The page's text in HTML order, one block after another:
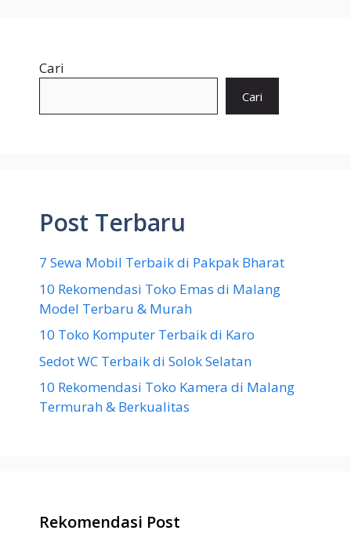
Cari
Cari
Post Terbaru
7 Sewa Mobil Terbaik di Pakpak Bharat
10 Rekomendasi Toko Emas di Malang
Model Terbaru & Murah
10 Toko Komputer Terbaik di Karo
Sedot WC Terbaik di Solok Selatan
10 Rekomendasi Toko Kamera di Malang
Termurah & Berkualitas
Rekomendasi Post